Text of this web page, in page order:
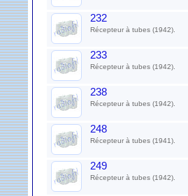
232
Récepteur à tubes (1942).
233
Récepteur à tubes (1942).
238
Récepteur à tubes (1942).
248
Récepteur à tubes (1941).
249
Récepteur à tubes (1942).